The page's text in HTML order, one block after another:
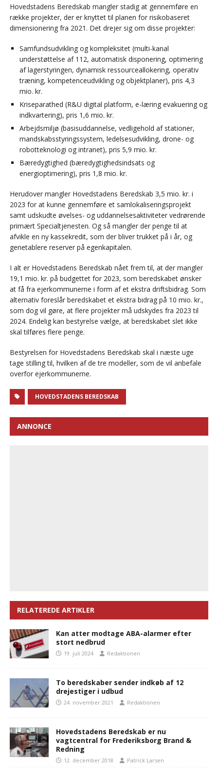
Hovedstadens Beredskab mangler stadig at gennemføre en
række projekter, der er knyttet til planen for risikobaseret
dimensionering fra 2021. Det drejer sig om disse projekter:
Samfundsudvikling og kompleksitet (multi-kanal
understøttelse af 112, automatisk disponering, optimering
af lagerstyringen, dynamisk ressourceallokering, operativ
træning, kompetenceudvikling og objektplaner), pris 4,3
mio. kr.
Kriseparathed (R&U digital platform, e-læring evakuering og
indkvartering), pris 1,6 mio. kr.
Arbejdsmiljø (basisuddannelse, vedligehold af stationer,
mandskabsstyringssystem, ledelsesudvikling, drone- og
robotteknologi og intranet), pris 5,9 mio. kr.
Bæredygtighed (bæredygtighedsindsats og
energioptimering), pris 1,8 mio. kr.
Herudover mangler Hovedstadens Beredskab 3,5 mio. kr. i
2023 for at kunne gennemføre et samlokaliseringsprojekt
samt udskudte øvelses- og uddannelsesaktiviteter vedrørende
primært Specialtjenesten. Og så mangler der penge til at
afvikle en ny kassekredit, som der bliver trukket på i år, og
genetablere reserver på egenkapitalen.
I alt er Hovedstadens Beredskab nået frem til, at der mangler
19,1 mio. kr. på budgettet for 2023, som beredskabet ønsker
at få fra ejerkommunerne i form af et ekstra driftsbidrag. Som
alternativ foreslår beredskabet et ekstra bidrag på 10 mio. kr.,
som dog vil gøre, at flere projekter må udskydes fra 2023 til
2024. Endelig kan bestyrelse vælge, at beredskabet slet ikke
skal tilføres flere penge.
Bestyrelsen for Hovedstadens Beredskab skal i næste uge
tage stilling til, hvilken af de tre modeller, som de vil anbefale
overfor ejerkommunerne.
HOVEDSTADENS BEREDSKAB
ANNONCE
RELATEREDE ARTIKLER
Kan atter modtage ABA-alarmer efter
stort nedbrud
19. juli 2024 Redaktionen
To beredskaber sender indkøb af 12
drejestiger i udbud
24. november 2021 Redaktionen
Hovedstadens Beredskab er nu
vagtcentral for Frederiksborg Brand &
Redning
12. december 2018 Patrick Larsen